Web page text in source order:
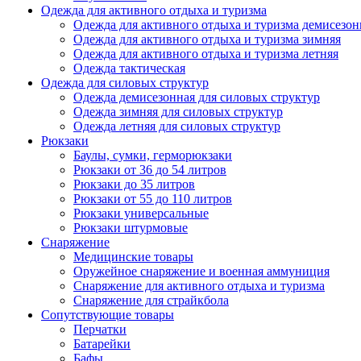
Одежда для активного отдыха и туризма
Одежда для активного отдыха и туризма
Одежда для активного отдыха и туризма зимняя
Одежда для активного отдыха и туризма летняя
Одежда тактическая
Одежда для силовых структур
Одежда демисезонная для силовых структур
Одежда зимняя для силовых структур
Одежда летняя для силовых структур
Рюкзаки
Баулы, сумки, герморюкзаки
Рюкзаки от 36 до 54 литров
Рюкзаки до 35 литров
Рюкзаки от 55 до 110 литров
Рюкзаки универсальные
Рюкзаки штурмовые
Снаряжение
Медицинские товары
Оружейное снаряжение и военная аммуниция
Снаряжение для активного отдыха и туризма
Снаряжение для страйкбола
Сопутствующие товары
Перчатки
Батарейки
Бафы